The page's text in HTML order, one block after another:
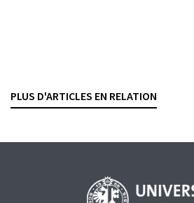
PLUS D'ARTICLES EN RELATION